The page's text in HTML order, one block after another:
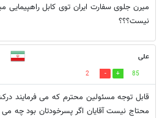
میرن جلوی سفارت ایران توی کابل راهپیمایی
نیست؟؟؟
علی
85
2
قابل توجه مسئولین محترم که می فرمایند
محتاج نیست آقایان اگر پسرخودتان بود چه می